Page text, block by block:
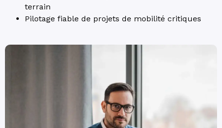
terrain
Pilotage fiable de projets de mobilité critiques